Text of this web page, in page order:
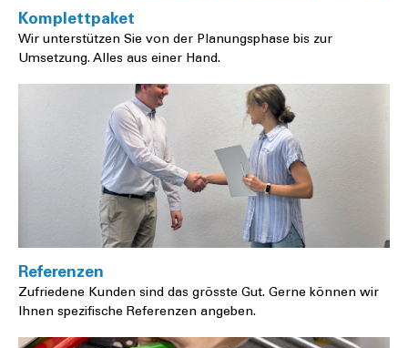
Komplettpaket
Wir unterstützen Sie von der Planungsphase bis zur
Umsetzung. Alles aus einer Hand.
Referenzen
Zufriedene Kunden sind das grösste Gut. Gerne können wir
Ihnen spezifische Referenzen angeben.